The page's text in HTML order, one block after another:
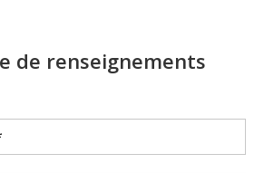
de renseignements